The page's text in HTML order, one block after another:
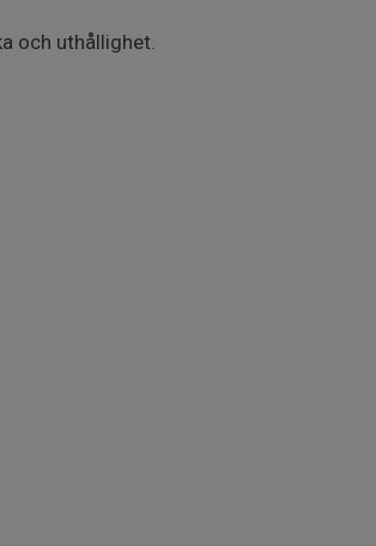
och uthållighet.